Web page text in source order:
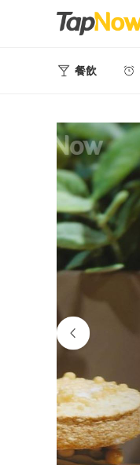
餐飲
中式美食
西式美食
日韓美食
台式美食
東南亞美食